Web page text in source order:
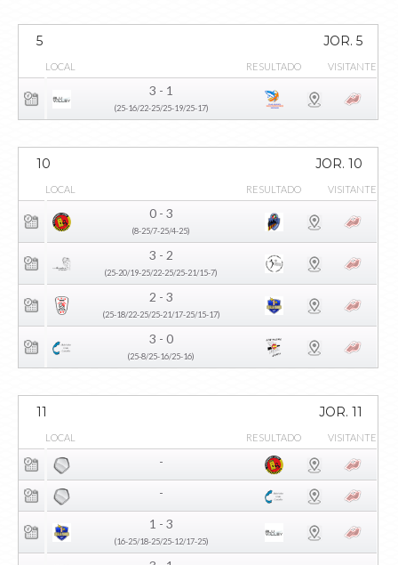
5 JOR. 5
LOCAL RESULTADO VISITANTE
3 - 1
(25-16/22-25/25-19/25-17)
10 JOR. 10
LOCAL RESULTADO VISITANTE
0 - 3
(8-25/7-25/4-25)
3 - 2
(25-20/19-25/22-25/25-21/15-7)
2 - 3
(25-18/22-25/25-21/17-25/15-17)
3 - 0
(25-8/25-16/25-16)
11 JOR. 11
LOCAL RESULTADO VISITANTE
-
-
1 - 3
(16-25/18-25/25-12/17-25)